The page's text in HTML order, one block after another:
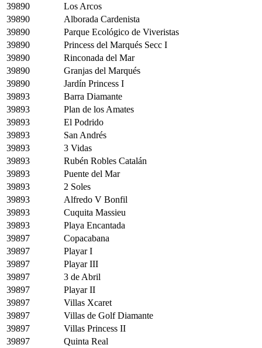
39890
Los Arcos
39890
Alborada Cardenista
39890
Parque Ecológico de Viveristas
39890
Princess del Marqués Secc I
39890
Rinconada del Mar
39890
Granjas del Marqués
39890
Jardín Princess I
39893
Barra Diamante
39893
Plan de los Amates
39893
El Podrido
39893
San Andrés
39893
3 Vidas
39893
Rubén Robles Catalán
39893
Puente del Mar
39893
2 Soles
39893
Alfredo V Bonfil
39893
Cuquita Massieu
39893
Playa Encantada
39897
Copacabana
39897
Playar I
39897
Playar III
39897
3 de Abril
39897
Playar II
39897
Villas Xcaret
39897
Villas de Golf Diamante
39897
Villas Princess II
39897
Quinta Real